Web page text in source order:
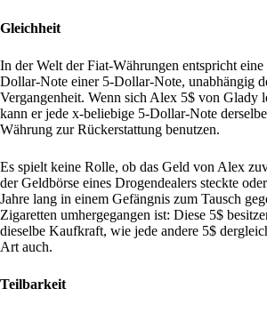
Gleichheit
In der Welt der Fiat-Währungen entspricht eine
Dollar-Note einer 5-Dollar-Note, unabhängig
Vergangenheit. Wenn sich Alex 5$ von Glady
kann er jede x-beliebige 5-Dollar-Note
Währung zur Rückerstattung benutzen.
Es spielt keine Rolle, ob das Geld von Alex
der Geldbörse eines Drogendealers steckte
Jahre lang in einem Gefängnis zum Tausch
Zigaretten umhergegangen ist: Diese 5$
dieselbe Kaufkraft, wie jede andere 5$
Art auch.
Teilbarkeit